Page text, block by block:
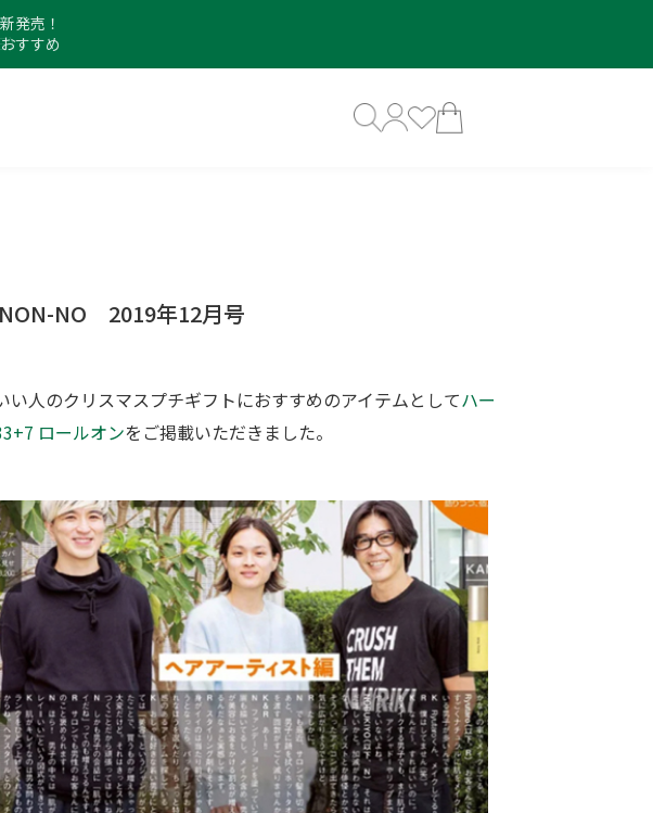
発売！
すすめ
NON-NO 2019年12月号
い人のクリスマスプチギフトにおすすめのアイテムとしてハー
ロールオンをご掲載いただきました。